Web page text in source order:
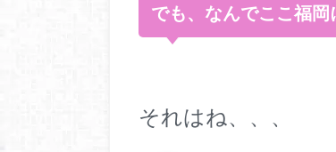
でも、なんでここ福岡
それはね、、、